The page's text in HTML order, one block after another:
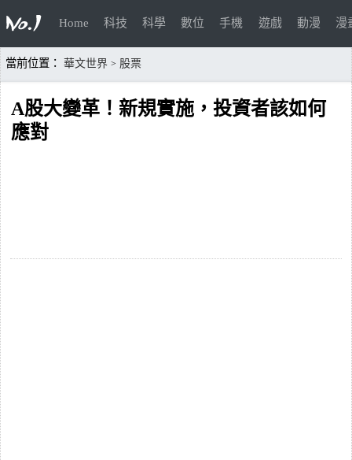
Home 科技 科學 數位 手機 遊戲 動漫 漫
當前位置： 華文世界 > 股票
A股大變革！新規實施，投資者該如何
應對